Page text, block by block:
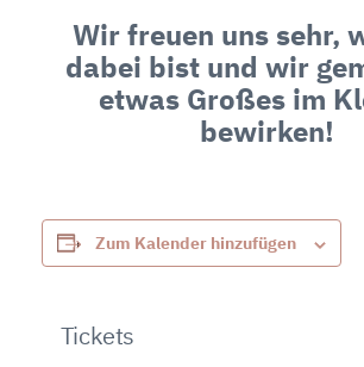
Wir freuen uns sehr,
dabei bist und wir
etwas Großes im
bewirken!
Zum Kalender hinzufügen
Tickets